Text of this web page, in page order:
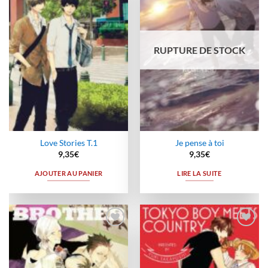
à la
wishlist
Love Stories T.1
9,35€
AJOUTER AU PANIER
à la
wishlist
RUPTURE DE STOCK
Je pense à toi
9,35€
LIRE LA SUITE
Ajouter
à la
wishlist
Ajouter
à la
wishlist